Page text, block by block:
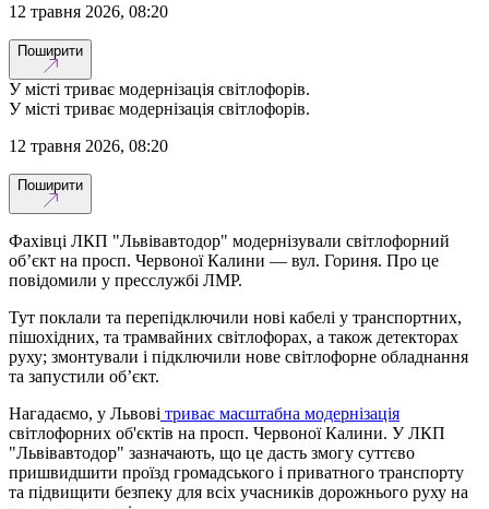
12 травня 2026, 08:20
Поширити
У місті триває модернізація світлофорів.
У місті триває модернізація світлофорів.
12 травня 2026, 08:20
Поширити
Фахівці ЛКП "Львівавтодор" модернізували світлофорний
об’єкт на просп. Червоної Калини — вул. Гориня. Про це
повідомили у пресслужбі ЛМР.
Тут поклали та перепідключили нові кабелі у транспортних,
пішохідних, та трамвайних світлофорах, а також детекторах
руху; змонтували і підключили нове світлофорне обладнання
та запустили об’єкт.
Нагадаємо, у Львові триває масштабна модернізація
світлофорних об'єктів на просп. Червоної Калини. У ЛКП
"Львівавтодор" зазначають, що це дасть змогу суттєво
пришвидшити проїзд громадського і приватного транспорту
та підвищити безпеку для всіх учасників дорожнього руху на